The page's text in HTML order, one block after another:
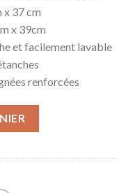
x 37 cm
x 39cm
et facilement lavable
renforcées